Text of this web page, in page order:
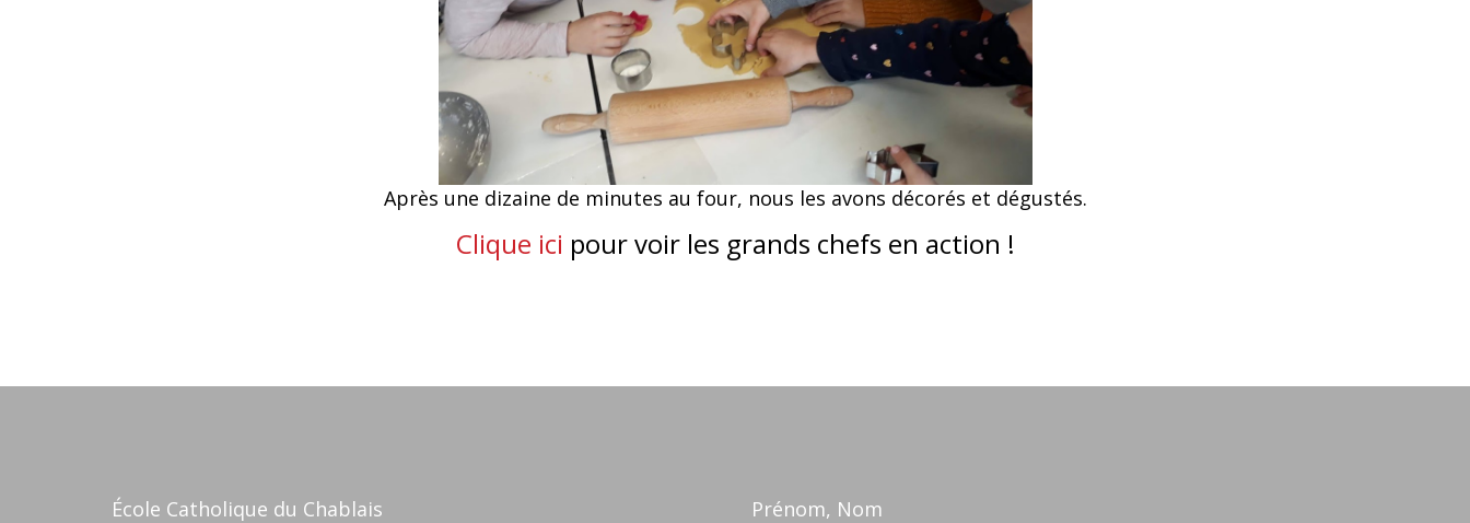
Après une dizaine de minutes au four, nous les avons décorés et dégustés.
Clique ici pour voir les grands chefs en action !
École Catholique du Chablais
Prénom, Nom